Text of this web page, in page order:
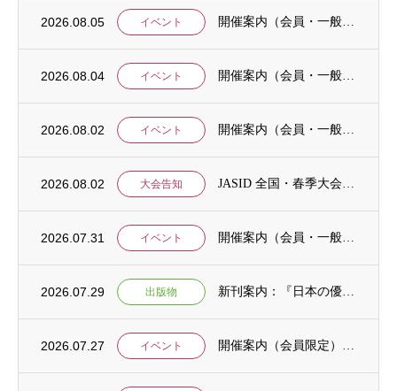
2026.08.05 イベント
2026.08.04 イベント
2026.08.02 イベント
2026.08.02 大会告知
2026.07.31 イベント
2026.07.29 出版物
2026.07.27 イベント